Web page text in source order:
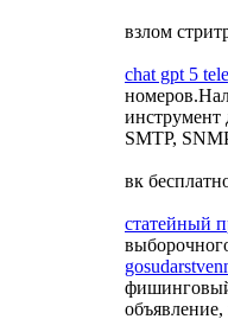
взлом
chat gpt 5
инструмент
SMTP,
вк
статейный